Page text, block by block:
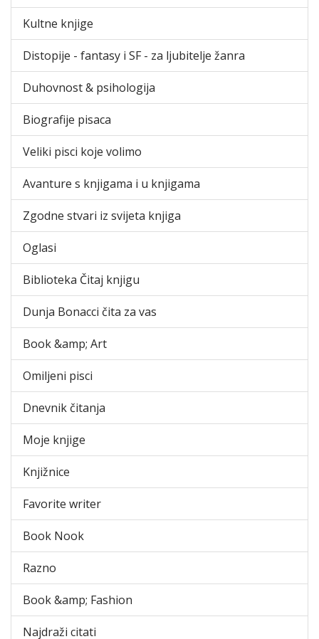
Kultne knjige
Distopije - fantasy i SF - za ljubitelje žanra
Duhovnost & psihologija
Biografije pisaca
Veliki pisci koje volimo
Avanture s knjigama i u knjigama
Zgodne stvari iz svijeta knjiga
Oglasi
Biblioteka Čitaj knjigu
Dunja Bonacci čita za vas
Book &amp; Art
Omiljeni pisci
Dnevnik čitanja
Moje knjige
Knjižnice
Favorite writer
Book Nook
Razno
Book &amp; Fashion
Najdraži citati